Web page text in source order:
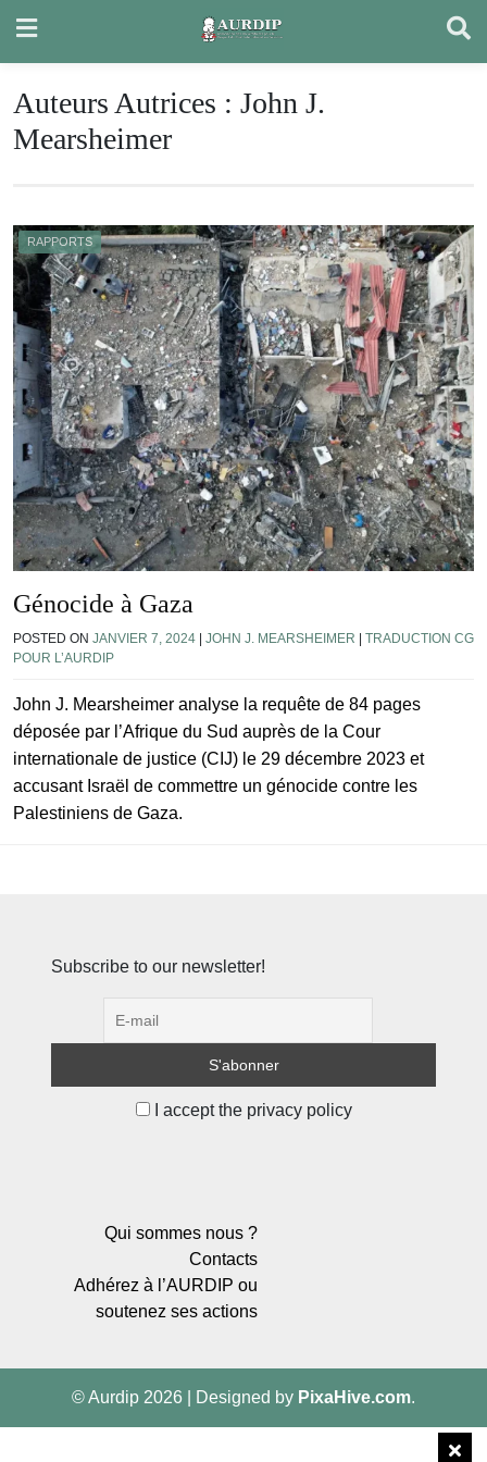
content
Auteurs Autrices : John J.
Mearsheimer
RAPPORTS
Génocide à Gaza
POSTED ON JANVIER 7, 2024 JOHN J. MEARSHEIMER
TRADUCTION CG
POUR L’AURDIP
John J. Mearsheimer analyse la requête de 84 pages
déposée par l’Afrique du Sud auprès de la Cour
internationale de justice (CIJ) le 29 décembre 2023 et
accusant Israël de commettre un génocide contre les
Palestiniens de Gaza.
Subscribe to our newsletter!
I accept the privacy policy
Qui sommes nous ?
Contacts
Adhérez à l’AURDIP ou
soutenez ses actions
© Aurdip 2026 Designed by PixaHive.com.